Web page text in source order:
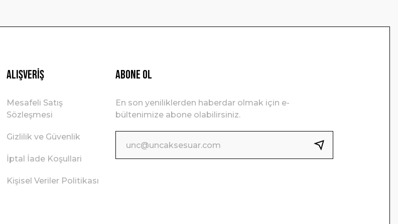
Alışveriş
Mesafeli Satış
Sözleşmesi
Gizlilik ve Güvenlik
İptal İade Koşullari
Kişisel Veriler Politikası
ABONE OL
En son yeniliklerden haberdar olmak için e-
bültenimize abone olabilirsiniz.